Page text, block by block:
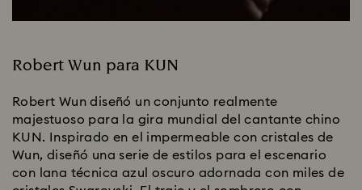
Robert Wun para KUN
Robert Wun diseñó un conjunto realmente
majestuoso para la gira mundial del cantante chino
KUN. Inspirado en el impermeable con cristales de
Wun, diseñó una serie de estilos para el escenario
con lana técnica azul oscuro adornada con miles de